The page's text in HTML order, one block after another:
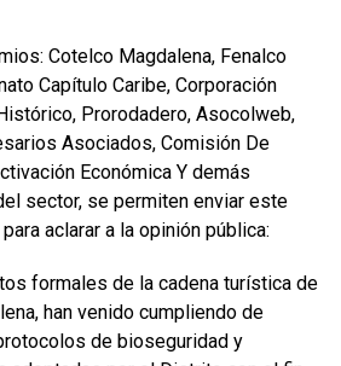
Cotelco Magdalena, Fenalco
Capítulo Caribe, Corporación
Prorodadero, Asocolweb,
Asociados, Comisión De
Económica Y demás
sector, se permiten enviar este
aclarar a la opinión pública:
formales de la cadena turística de
han venido cumpliendo de
de bioseguridad y